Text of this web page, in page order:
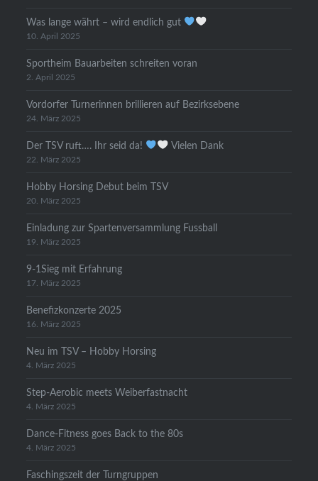
Was lange währt – wird endlich gut
10. April 2025
Sportheim Bauarbeiten schreiten voran
2. April 2025
Vordorfer Turnerinnen brillieren auf Bezirksebene
24. März 2025
Der TSV ruft…. Ihr seid da! Vielen Dank
22. März 2025
Hobby Horsing Debut beim TSV
20. März 2025
Einladung zur Spartenversammlung Fussball
19. März 2025
9-1Sieg mit Erfahrung
17. März 2025
Benefizkonzerte 2025
16. März 2025
Neu im TSV – Hobby Horsing
4. März 2025
Step-Aerobic meets Weiberfastnacht
4. März 2025
Dance-Fitness goes Back to the 80s
4. März 2025
Faschingszeit der Turngruppen